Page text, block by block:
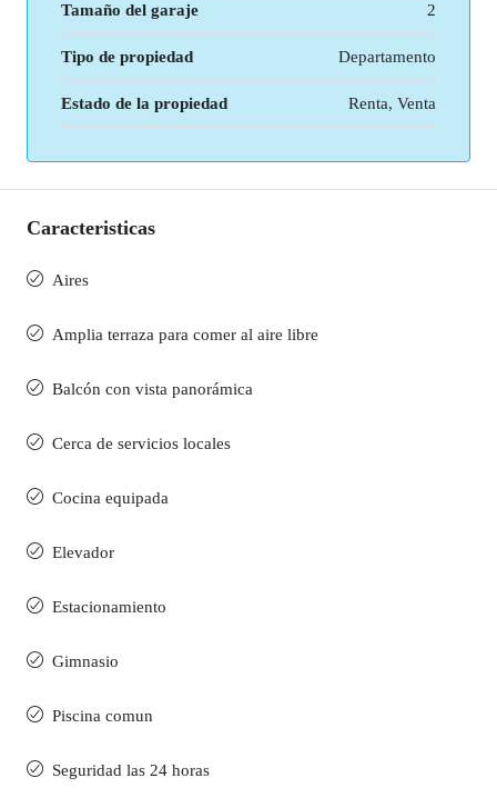
Tamaño del garaje 2
Tipo de propiedad Departamento
Estado de la propiedad Renta, Venta
Caracteristicas
Aires
Amplia terraza para comer al aire libre
Balcón con vista panorámica
Cerca de servicios locales
Cocina equipada
Elevador
Estacionamiento
Gimnasio
Piscina comun
Seguridad las 24 horas